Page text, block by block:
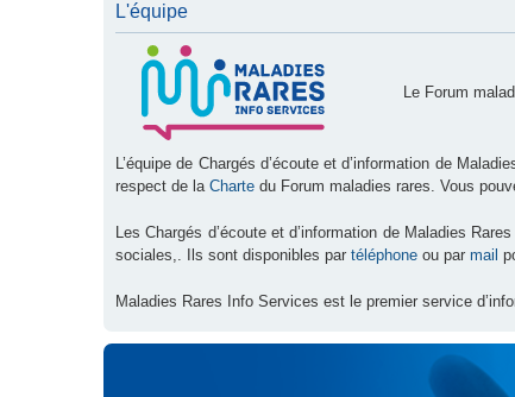
L'équipe
Le Forum
L’équipe de Chargés d’écoute et d’information de
respect de la Charte du Forum maladies rares. Vous
Les Chargés d’écoute et d’information de Maladies
sociales,. Ils sont disponibles par téléphone ou par mail
Maladies Rares Info Services est le premier service